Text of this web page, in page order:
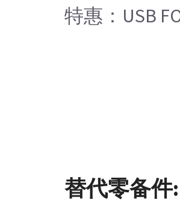
特惠：USB
替代零备件: